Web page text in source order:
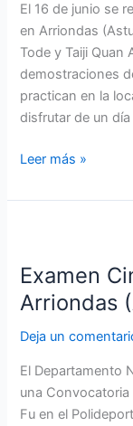
El 16 de junio se
en Arriondas
Tode y Taiji Quan
demostraciones
practican en la
disfrutar de un
Leer más »
Examen
Arriondas
Deja un
El Departamento
una
Fu en el
Negro
Kung
Arriondas